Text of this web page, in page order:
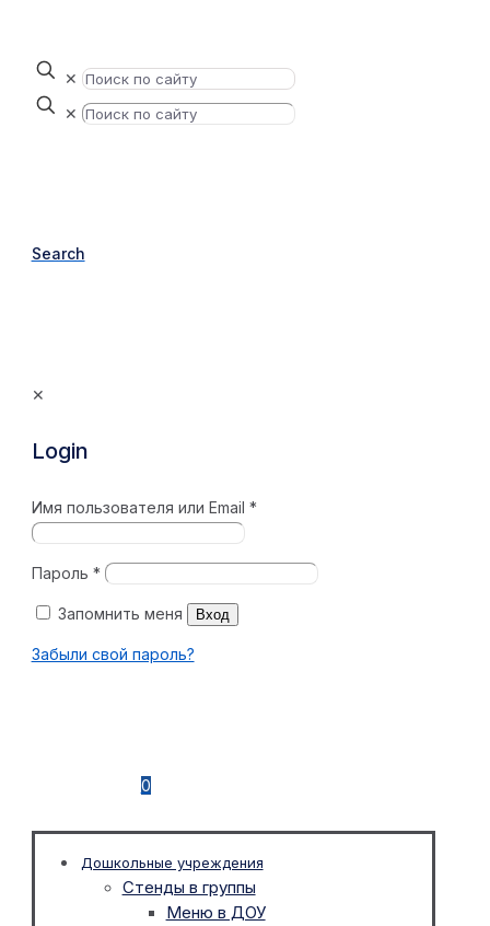
✕
✕
Search
✕
Login
Имя пользователя или Email *
Пароль *
Запомнить меня Вход
Забыли свой пароль?
0
Дошкольные учреждения
Стенды в группы
Меню в ДОУ